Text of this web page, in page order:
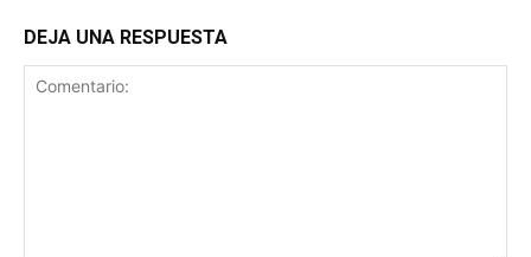
DEJA UNA RESPUESTA